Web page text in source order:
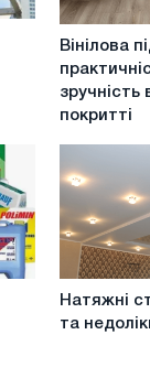
стиль
в
одному
покритті
Вінілова
зручність
покритті
переваги
Натяжні
та